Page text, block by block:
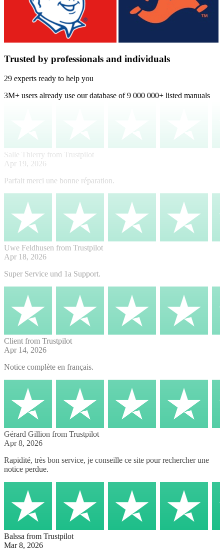
Trusted by professionals and individuals
29 experts ready to help you
3M+ users already use our database of 9 000 000+ listed manuals
Salle Thierry from Trustpilot
Apr 19, 2026
Parfait merci une bonne réparation.
Uwe Feldhusen from Trustpilot
Apr 18, 2026
Super Service und 1a Support.
Client from Trustpilot
Apr 14, 2026
Notice complète en français.
Gérard Gillion from Trustpilot
Apr 8, 2026
Rapidité, très bon service, je conseille ce site pour rechercher une
notice perdue.
Balssa from Trustpilot
Mar 8, 2026